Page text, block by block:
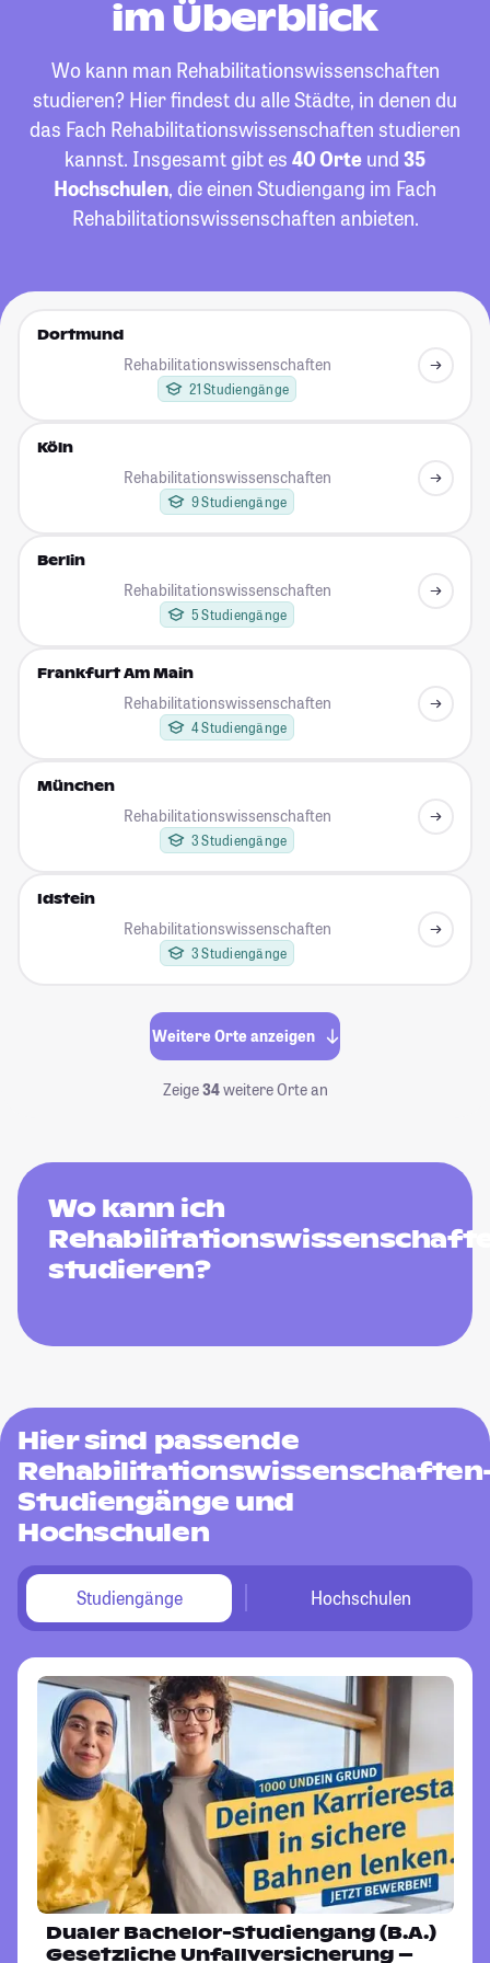
im Überblick
Wo kann man Rehabilitationswissenschaften
studieren? Hier findest du alle Städte, in denen du
das Fach Rehabilitationswissenschaften studieren
kannst. Insgesamt gibt es 40 Orte und 35
Hochschulen, die einen Studiengang im Fach
Rehabilitationswissenschaften anbieten.
Dortmund
Rehabilitationswissenschaften
21 Studiengänge
Köln
Rehabilitationswissenschaften
9 Studiengänge
Berlin
Rehabilitationswissenschaften
5 Studiengänge
Frankfurt Am Main
Rehabilitationswissenschaften
4 Studiengänge
München
Rehabilitationswissenschaften
3 Studiengänge
Idstein
Rehabilitationswissenschaften
3 Studiengänge
Weitere Orte anzeigen
Zeige34weitere Orte an
Wo kann ich
studieren?
Hier sind passende
Studiengänge und
Hochschulen
Studiengänge Hochschulen
Dualer Bachelor-Studiengang (B.A.)
Gesetzliche Unfallversicherung –